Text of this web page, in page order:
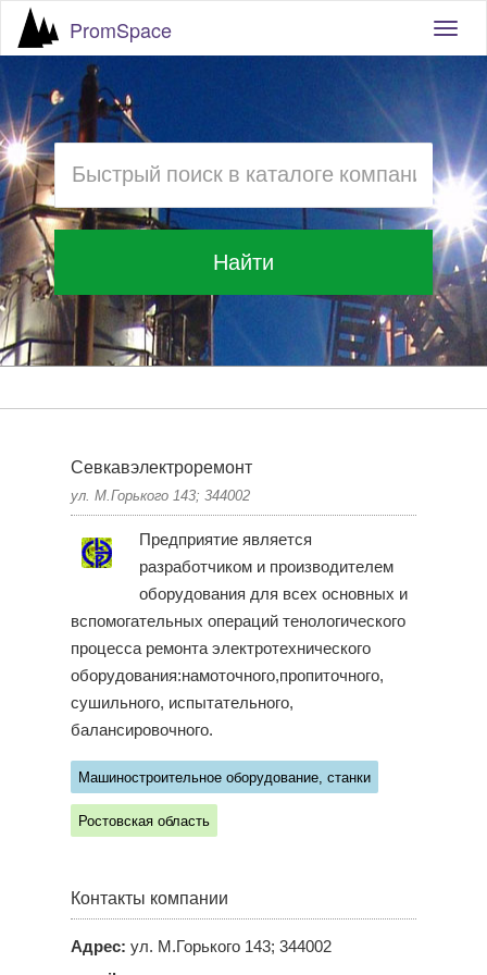
PromSpace
Найти
Севкавэлектроремонт
ул. М.Горького 143; 344002
Предприятие является
разработчиком и производителем
оборудования для всех основных и
вспомогательных операций тенологического
процесса ремонта электротехнического
оборудования:намоточного,пропиточного,
сушильного, испытательного,
балансировочного.
Машиностроительное оборудование, станки
Ростовская область
Контакты компании
Адрес: ул. М.Горького 143; 344002